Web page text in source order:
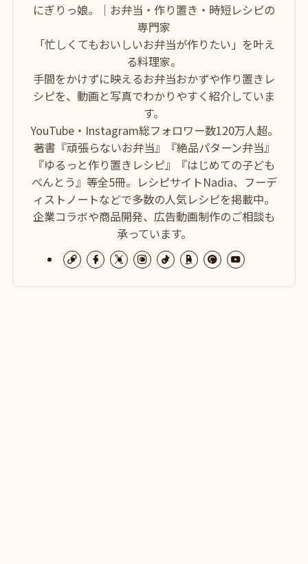
にぎりっ娘。｜お弁当・作り置き・時短レシピの
専門家
「忙しくてもおいしいお弁当が作りたい」を叶え
る料理家。
手間をかけずに映えるお弁当おかずや作り置きレ
シピを、動画と写真でわかりやすく紹介していま
す。
YouTube・Instagram総フォロワー数120万人超。
著書『頑張らないお弁当』『絶品パターン弁当』
『ゆるっと作り置きレシピ』『はじめての子ども
べんとう』等全5冊。レシピサイトNadia、フーデ
ィストノートなどで多数の人気レシピを掲載中。
企業コラボや商品開発、広告動画制作のご相談も
承っています。